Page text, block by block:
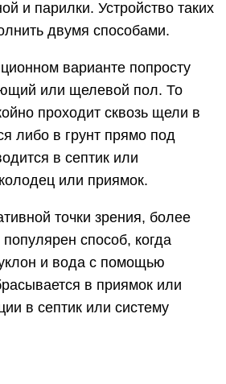
и вода с помощью
в приямок или
и расчёт их
покрытие из досок,
называемые лагами. Лаги,
на фундамент или
столбчатый), а при
и на промежуточные
работ по обустройству